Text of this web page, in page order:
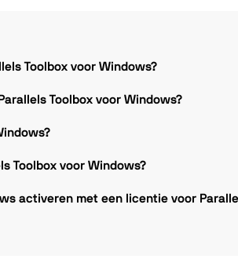
Toolbox voor Windows?
Toolbox voor Windows?
Toolbox voor Windows?
activeren met een licentie voor